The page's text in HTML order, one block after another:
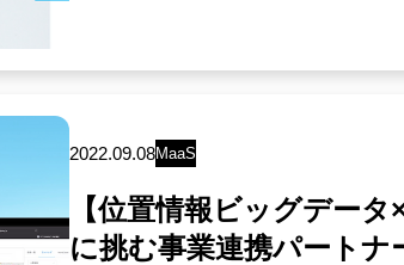
【位置情報ビッグデータ
に挑む事業連携パートナ
2022.09.08MaaS